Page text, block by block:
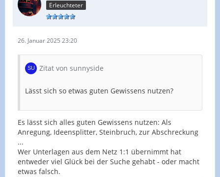
Erleuchteter
26. Januar 2025 23:20
Zitat von sunnyside
Lässt sich so etwas guten Gewissens nutzen?
Es lässt sich alles guten Gewissens nutzen: Als
Anregung, Ideensplitter, Steinbruch, zur Abschreckung
...
Wer Unterlagen aus dem Netz 1:1 übernimmt hat
entweder viel Glück bei der Suche gehabt - oder macht
etwas falsch.